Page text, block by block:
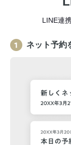
LINE連
ネット予約